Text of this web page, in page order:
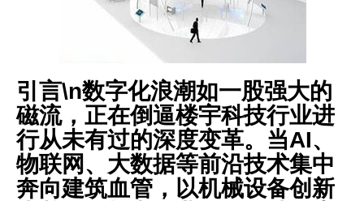
引言\n数字化浪潮如一股强大的
磁流，正在倒逼楼宇科技行业进
行从未有过的深度变革。当AI、
物联网、大数据等前沿技术集中
奔向建筑血管，以机械设备创新